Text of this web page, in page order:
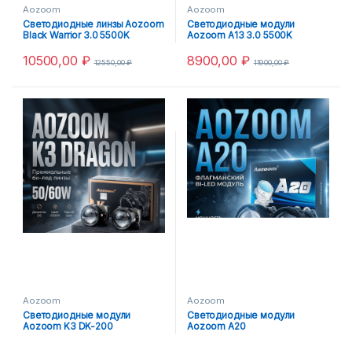
Aozoom
Светодиодные линзы Aozoom
Black Warrior 3.0 5500K
10500,00 ₽ 12550,00₽
Aozoom
Светодиодные модули
Aozoom A13 3.0 5500K
8900,00 ₽ 11900,00₽
Aozoom
Светодиодные модули
Aozoom K3 DK-200
Aozoom
Светодиодные модули
Aozoom A20